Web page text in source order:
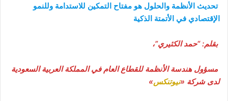
تحديث الأنظمة والحلول هو مفتاح التمكين للاستدامة وللنمو
الإقتصادي في الأتمتة الذكية
بقلم: “حمد الكثيري”،
مسؤول هندسة الأنظمة للقطاع العام في المملكة العربية السعودية
لدى شركة «نيوتنكس»